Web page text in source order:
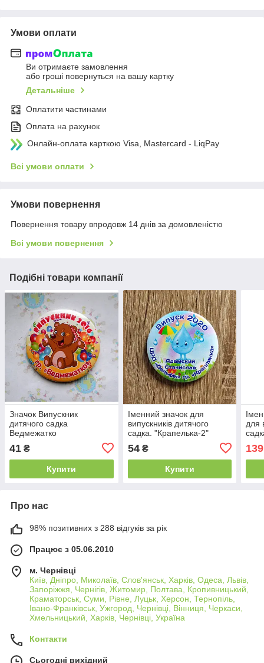
Умови оплати
Ви отримаєте замовлення
або гроші повернуться на вашу картку
Детальніше
Оплатити частинами
Оплата на рахунок
Онлайн-оплата карткою Visa, Mastercard - LiqPay
Всі умови оплати
Умови повернення
Повернення товару впродовж 14 днів за домовленістю
Всі умови повернення
Подібні товари компанії
Значок Випускник
дитячого садка
Ведмежатко
41 ₴
Купити
Іменний значок для
випускників дитячого
садка. "Крапелька-2"
54₴
Купити
для
Про нас
98% позитивних з 288 відгуків за рік
Працює з 05.06.2010
м. Чернівці
Київ, Дніпро, Миколаїв, Слов'янськ, Харків, Одеса, Львів,
Запоріжжя, Чернігів, Житомир, Полтава, Кропивницький,
Краматорськ, Суми, Рівне, Луцьк, Херсон, Тернопіль,
Івано-Франківськ, Ужгород, Чернівці, Вінниця, Черкаси,
Хмельницький, Харків, Чернівці, Україна
Контакти
Сьогодні вихідний